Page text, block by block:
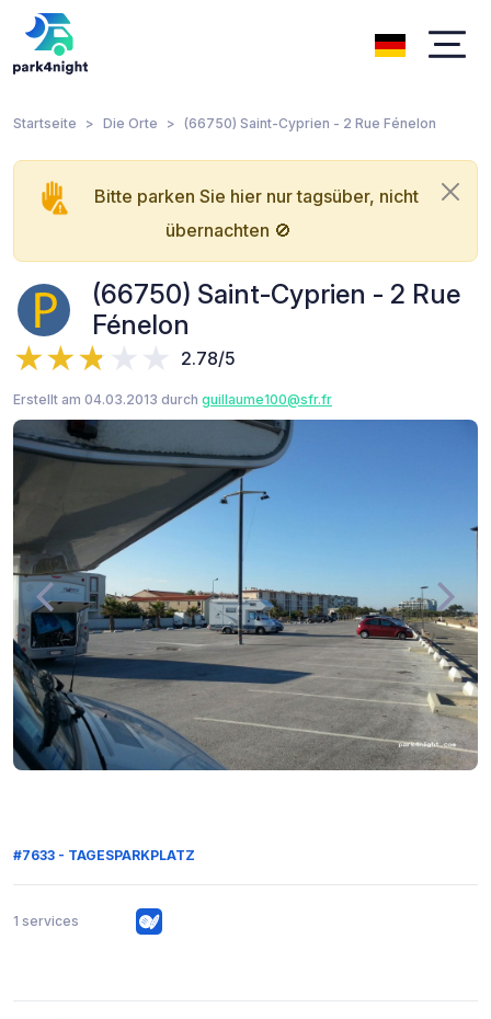
Startseite Die Orte (66750) Saint-Cyprien - 2 Rue Fénelon
Bitte parken Sie hier nur tagsüber, nicht
übernachten 🚫
(66750) Saint-Cyprien - 2 Rue
Fénelon
2.78/5
Erstellt am 04.03.2013 durch guillaume100@sfr.fr
#7633 - TAGESPARKPLATZ
1 services